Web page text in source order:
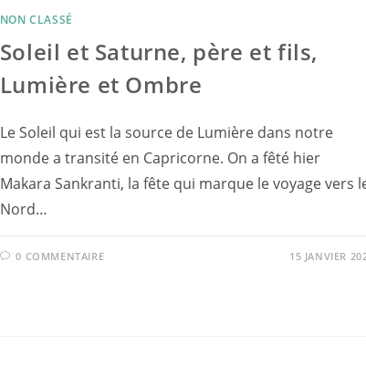
NON CLASSÉ
Soleil et Saturne, père et fils,
Lumière et Ombre
Le Soleil qui est la source de Lumière dans notre
monde a transité en Capricorne. On a fêté hier
Makara Sankranti, la fête qui marque le voyage vers
Nord…
0 COMMENTAIRE 15 JANVIER